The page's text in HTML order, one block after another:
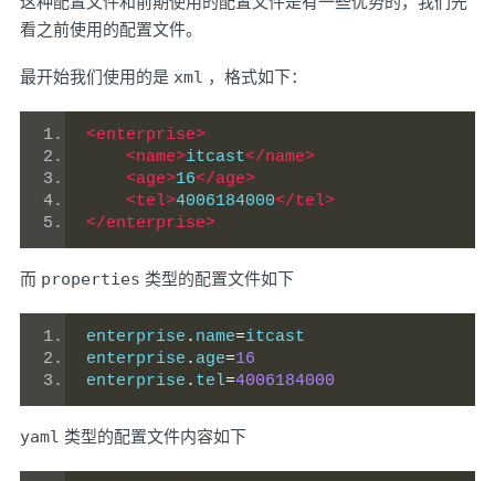
看之前使用的配置文件。
最开始我们使用的是 xml ，格式如下：
<enterprise>
<name>itcast</name>
<age>16</age>
<tel>4006184000</tel>
</enterprise>
而 properties 类型的配置文件如下
enterprise . name=itcast
enterprise . age=16
enterprise . tel=4006184000
yaml 类型的配置文件内容如下